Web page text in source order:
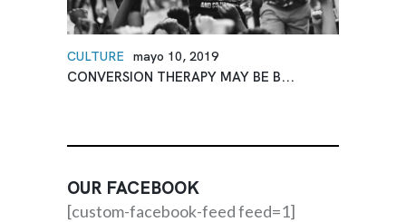
CULTURE mayo 10, 2019
CONVERSION THERAPY MAY BE B...
OUR FACEBOOK
[custom-facebook-feed feed=1]